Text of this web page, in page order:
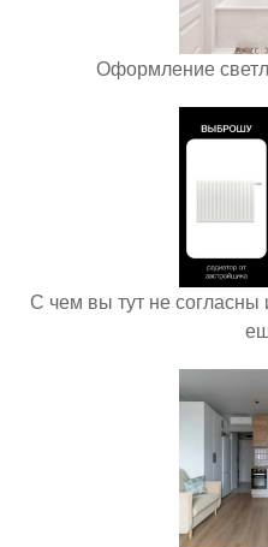
Оформление
С чем вы тут не согласны